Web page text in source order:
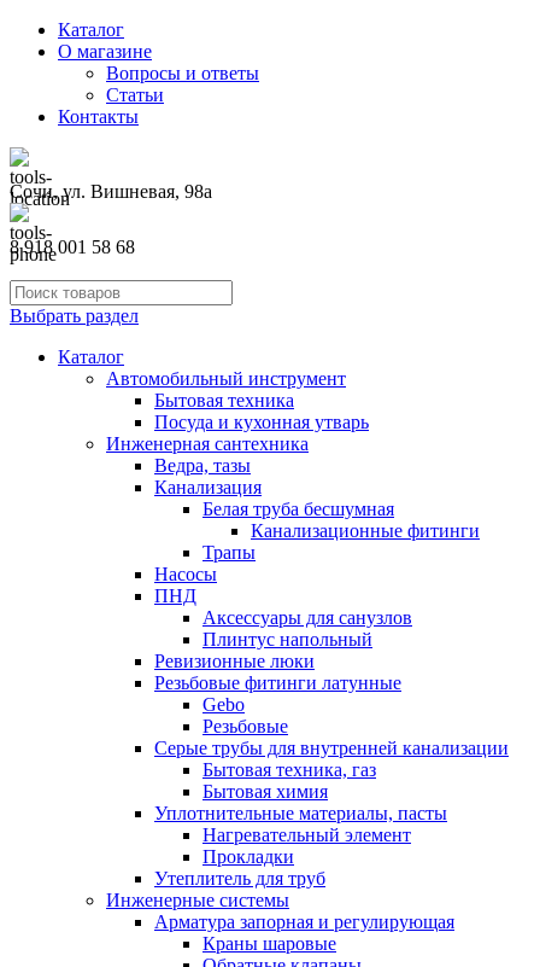
Каталог
О магазине
Вопросы и ответы
Статьи
Контакты
Сочи, ул. Вишневая, 98а
8 918 001 58 68
Выбрать раздел
Каталог
Автомобильный инструмент
Бытовая техника
Посуда и кухонная утварь
Инженерная сантехника
Ведра, тазы
Канализация
Белая труба бесшумная
Канализационные фитинги
Трапы
Насосы
ПНД
Аксессуары для санузлов
Плинтус напольный
Ревизионные люки
Резьбовые фитинги латунные
Gebo
Резьбовые
Серые трубы для внутренней канализации
Бытовая техника, газ
Бытовая химия
Уплотнительные материалы, пасты
Нагревательный элемент
Прокладки
Утеплитель для труб
Инженерные системы
Арматура запорная и регулирующая
Краны шаровые